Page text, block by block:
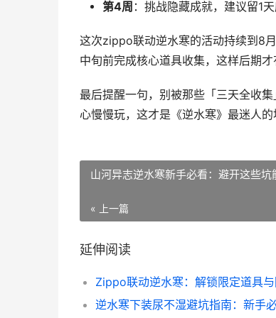
第4周 ：挑战隐藏成就，建议留1
这次zippo联动逆水寒的活动持续到8月
中旬前完成核心道具收集，这样后期才
最后提醒一句，别被那些「三天全收
心慢慢玩，这才是《逆水寒》最迷人
山河异志逆水寒新手必看：避开这些坑
« 上一篇
延伸阅读